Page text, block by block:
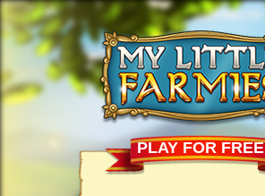
PLAY FOR FREE